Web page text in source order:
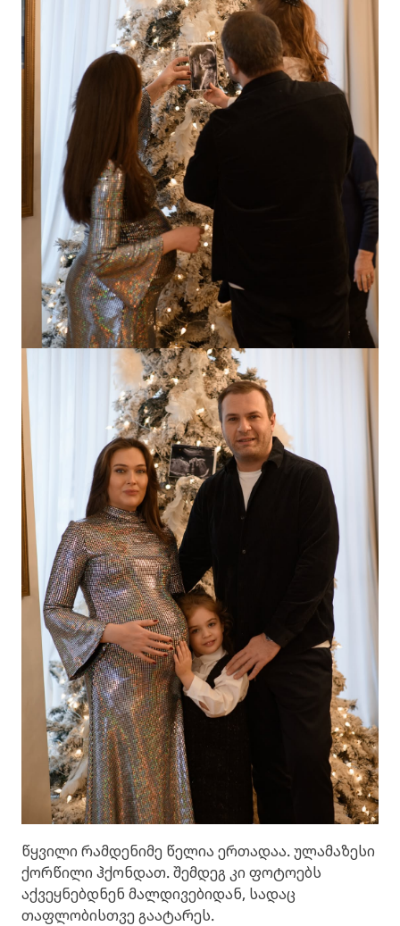
წყვილი რამდენიმე წელია ერთადაა. ულამაზესი
ქორწილი ჰქონდათ. შემდეგ კი ფოტოებს
აქვეყნებდნენ მალდივებიდან, სადაც
თაფლობისთვე გაატარეს.